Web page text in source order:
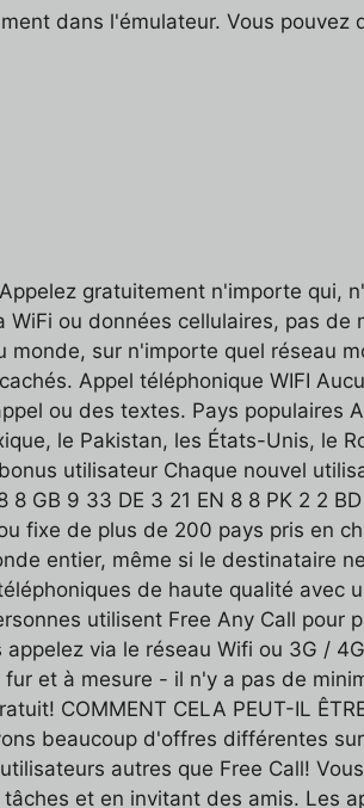
dans l'émulateur. Vous
gratuitement n'importe qui,
ou données cellulaires, pas
sur n'importe quel réseau
Appel téléphonique WIFI
ou des textes. Pays populaires
le Pakistan, les États-Unis, le
utilisateur Chaque nouvel
GB 9 33 DE 3 21 EN 8 8 PK 2 2
fixe de plus de 200 pays pris en
entier, même si le destinataire
de haute qualité avec
utilisent Free Any Call pour
via le réseau Wifi ou 3G /
et à mesure - il n'y a pas de
COMMENT CELA PEUT-IL
beaucoup d'offres différentes
autres que Free Call!
et en invitant des amis. Les